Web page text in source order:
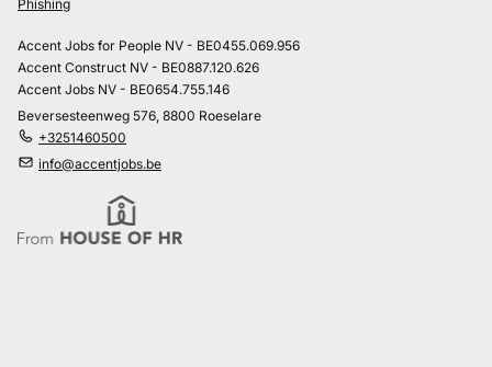
Phishing
Accent Jobs for People NV - BE0455.069.956
Accent Construct NV - BE0887.120.626
Accent Jobs NV - BE0654.755.146
Beversesteenweg 576, 8800 Roeselare
+3251460500
info@accentjobs.be